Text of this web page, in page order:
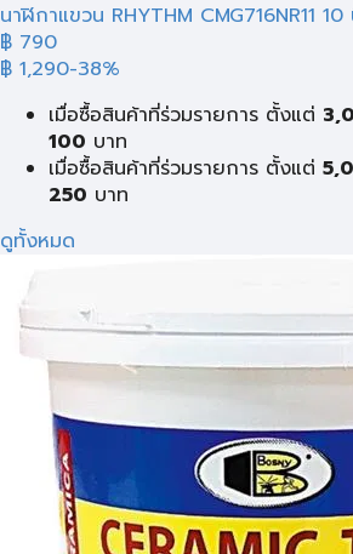
นาฬิกาแขวน RHYTHM CMG716NR11
฿ 790
฿ 1,290-38%
เมื่อซื้อสินค้าที่ร่วมรายการ ตั้งแต่
100 บาท
เมื่อซื้อสินค้าที่ร่วมรายการ ตั้งแต่
250 บาท
ดูทั้งหมด